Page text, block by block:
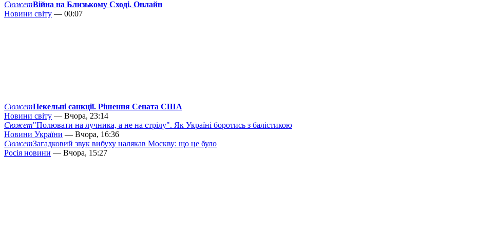
СюжетВійна на Близькому Сході. Онлайн
Новини світу — 00:07
СюжетПекельні санкції. Рішення Сената США
Новини світу — Вчора, 23:14
Сюжет"Полювати на лучника, а не на стрілу". Як Україні боротись з балістикою
Новини України — Вчора, 16:36
СюжетЗагадковий звук вибуху налякав Москву: що це було
Росія новини — Вчора, 15:27